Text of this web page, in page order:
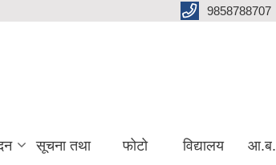
9858788707
सूचना तथा फोटो विद्यालय आ.ब.